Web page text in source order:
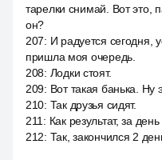
тарелки снимай. Вот это,
он?
207: И радуется сегодня,
пришла моя очередь.
208: Лодки стоят.
209: Вот такая банька. Ну
210: Так друзья сидят.
211 : Как результат, за
212: Так, закончился 2